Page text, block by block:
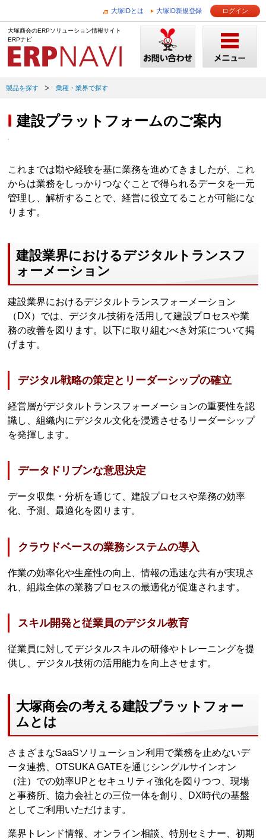
大塚IDとは 大塚ID新規登録 ログイン
大塚商会のERPソリューション情報サイト
ERPナビ
製品を探す 業種・業界で探す
建設プラットフォームのご案内
これまでは勘や経験を基に業務を進めてきましたが、これ
からは業務をしっかりつなぐことで得られるデータを一元
管理し、解析することで、経営に役立てることが可能にな
ります。
建設業界におけるデジタルトランスフ
ォーメーション
建設業界におけるデジタルトランスフォーメーション
（DX）では、デジタル技術を活用して建設プロセスや業
務の改善を図ります。以下に取り組むべき対策について掲
げます。
デジタル戦略の策定とリーダーシップの確立
経営層がデジタルトランスフォーメーションの重要性を認
識し、組織内にデジタル文化を浸透させるリーダーシップ
を発揮します。
データドリブンな意思決定
データ収集・分析を通じて、建設プロセスや業務の効率
化、予測、最適化を図ります。
クラウドベースの業務システムの導入
作業の効率化や生産性の向上、情報の迅速な共有が実現さ
れ、組織全体の業務プロセスの最適化が促進されます。
スキル開発と従業員のデジタル教育
従業員に対してデジタルスキルの研修やトレーニングを提
供し、デジタル技術の活用能力を向上させます。
大塚商会の考える建設プラットフォー
ムとは
さまざまなSaaSソリューション利用で業務を止めないデ
ータ連携、OTSUKA GATEを通じシングルサインオン
（注）での効率UPとセキュリティ強化を図りつつ、現場
と事務所、協力会社との三位一体を創り、DX時代の基盤
としてご利用いただけます。
業界トレンド情報、オンライン相談、特別セミナー、初期